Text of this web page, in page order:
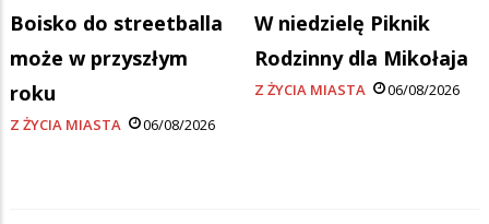
Boisko do streetballa
może w przyszłym
roku
Z ŻYCIA MIASTA 06/08/2026
W niedzielę Piknik
Rodzinny dla Mikołaja
Z ŻYCIA MIASTA 06/08/2026